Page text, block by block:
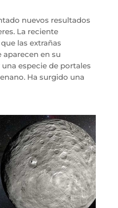
nuevos resultados
La reciente
las extrañas
aparecen en su
especie de portales
Ha surgido una